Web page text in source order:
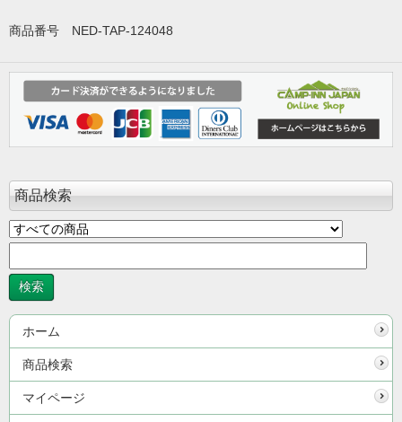
商品番号 NED-TAP-124048
商品検索
ホーム
商品検索
マイページ